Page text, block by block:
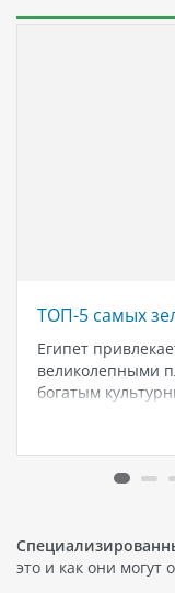
ТОП-5 самых
Египет
великолепными
богатым
насладиться
буйной
это и как они могут